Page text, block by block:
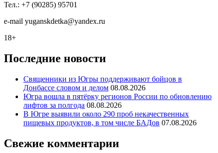
Тел.: +7 (90285) 95701
e-mail yuganskdetka@yandex.ru
18+
Последние новости
Священники из Югры поддерживают бойцов в
Донбассе словом и делом 08.08.2026
Югра вошла в пятёрку регионов России по обновлению
лифтов за полгода 08.08.2026
В Югре выявили около 290 проб некачественных
пищевых продуктов, в том числе БАДов 07.08.2026
Свежие комментарии